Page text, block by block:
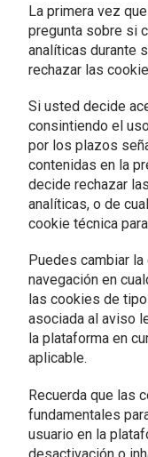
La primera vez
pregunta sobre si
analíticas durante
rechazar las
Si usted decide
consintiendo el
por los plazos
contenidas en la
decide rechazar
analíticas, o de
cookie técnica
Puedes cambiar
navegación en
las cookies de
asociada al aviso
la plataforma en
aplicable.
Recuerda que las
fundamentales
usuario en la
desactivación o